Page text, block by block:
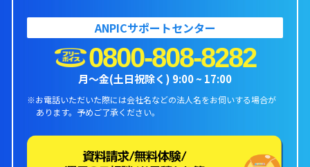
ANPICサポートセンター
0800-808-8282
月〜金(土日祝除く) 9:00 ~ 17:00
※お電話いただいた際には会社名などの法人名をお伺いする場合が
あります。 予めご了承ください。